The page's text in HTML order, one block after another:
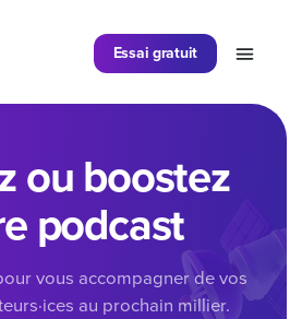
Essai gratuit
ou boostez
podcast
vous accompagner de vos
au prochain millier.